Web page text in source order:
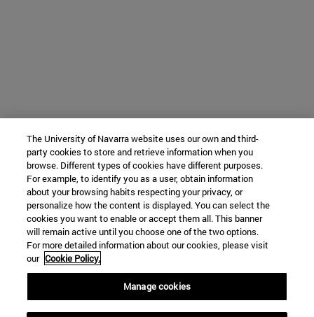
The University of Navarra website uses our own and third-
party cookies to store and retrieve information when you
browse. Different types of cookies have different purposes.
For example, to identify you as a user, obtain information
about your browsing habits respecting your privacy, or
personalize how the content is displayed. You can select the
cookies you want to enable or accept them all. This banner
will remain active until you choose one of the two options.
For more detailed information about our cookies, please visit
our Cookie Policy.
Manage cookies